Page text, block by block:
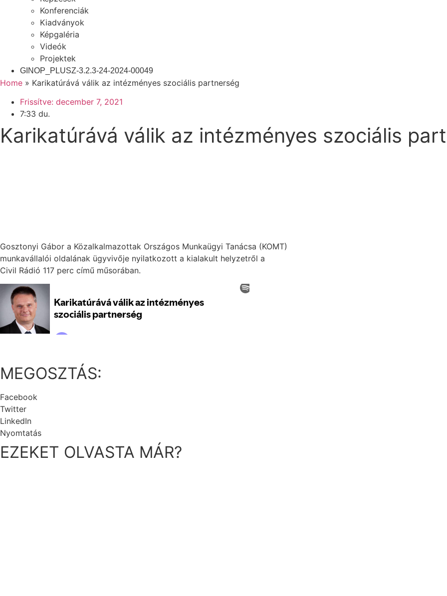
Konferenciák
Kiadványok
Képgaléria
Videók
Projektek
GINOP_PLUSZ-3.2.3-24-2024-00049
Home » Karikatúrává válik az intézményes szociális partnerség
Frissítve: december 7, 2021
7:33 du.
Karikatúrává válik az intézményes szociális
Gosztonyi Gábor a Közalkalmazottak Országos Munkaügyi Tanácsa (KOMT)
munkavállalói oldalának ügyvivője nyilatkozott a kialakult helyzetről a
Civil Rádió 117 perc című műsorában.
MEGOSZTÁS:
Facebook
Twitter
LinkedIn
Nyomtatás
EZEKET OLVASTA MÁR?